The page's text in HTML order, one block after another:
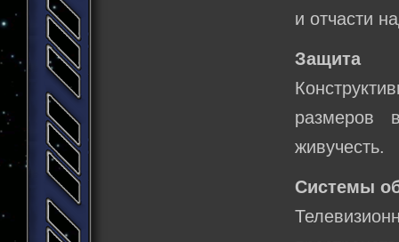
и отчасти
Защита
размеров
живучесть.
Системы